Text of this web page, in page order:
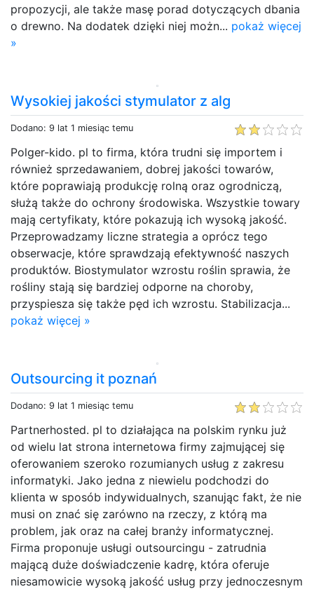
propozycji, ale także masę porad dotyczących dbania
o drewno. Na dodatek dzięki niej możn... pokaż więcej
»
Wysokiej jakości stymulator z alg
Dodano: 9 lat 1 miesiąc temu
Polger-kido. pl to firma, która trudni się importem i
również sprzedawaniem, dobrej jakości towarów,
które poprawiają produkcję rolną oraz ogrodniczą,
służą także do ochrony środowiska. Wszystkie towary
mają certyfikaty, które pokazują ich wysoką jakość.
Przeprowadzamy liczne strategia a oprócz tego
obserwacje, które sprawdzają efektywność naszych
produktów. Biostymulator wzrostu roślin sprawia, że
rośliny stają się bardziej odporne na choroby,
przyspiesza się także pęd ich wzrostu. Stabilizacja...
pokaż więcej »
Outsourcing it poznań
Dodano: 9 lat 1 miesiąc temu
Partnerhosted. pl to działająca na polskim rynku już
od wielu lat strona internetowa firmy zajmującej się
oferowaniem szeroko rozumianych usług z zakresu
informatyki. Jako jedna z niewielu podchodzi do
klienta w sposób indywidualnych, szanując fakt, że nie
musi on znać się zarówno na rzeczy, z którą ma
problem, jak oraz na całej branży informatycznej.
Firma proponuje usługi outsourcingu - zatrudnia
mającą duże doświadczenie kadrę, która oferuje
niesamowicie wysoką jakość usług przy jednoczesnym